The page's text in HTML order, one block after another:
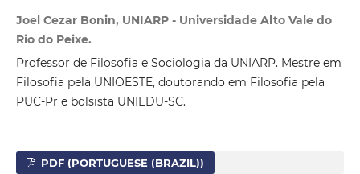
Joel Cezar Bonin, UNIARP - Universidade Alto Vale do
Rio do Peixe.
Professor de Filosofia e Sociologia da UNIARP. Mestre em
Filosofia pela UNIOESTE, doutorando em Filosofia pela
PUC-Pr e bolsista UNIEDU-SC.
PDF (PORTUGUESE (BRAZIL))